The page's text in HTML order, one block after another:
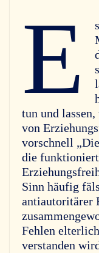
E
tun und
von
vorschnell
die
Sinn häufig
antiautoritärer
Fehlen
verstanden